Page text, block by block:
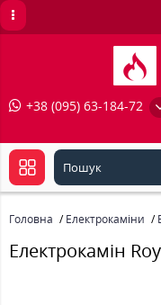
+38 (095) 63-184-72
Головна Електрокаміни
Електрокамін